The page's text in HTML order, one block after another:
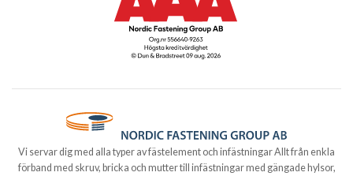
Vi servar dig med alla typer av fästelement och infästningar Allt från enkla
förband med skruv, bricka och mutter till infästningar med gängade hylsor,